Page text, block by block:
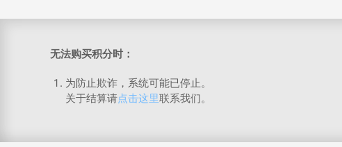
无法购买积分时：
为防止欺诈，系统可能已停止。
关于结算请点击这里联系我们。